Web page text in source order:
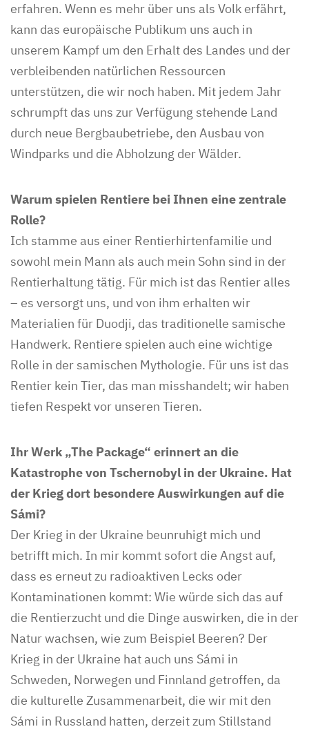
erfahren. Wenn es mehr über uns als Volk erfährt,
kann das europäische Publikum uns auch in
unserem Kampf um den Erhalt des Landes und der
verbleibenden natürlichen Ressourcen
unterstützen, die wir noch haben. Mit jedem Jahr
schrumpft das uns zur Verfügung stehende Land
durch neue Bergbaubetriebe, den Ausbau von
Windparks und die Abholzung der Wälder.
Warum spielen Rentiere bei Ihnen eine zentrale
Rolle?
Ich stamme aus einer Rentierhirtenfamilie und
sowohl mein Mann als auch mein Sohn sind in der
Rentierhaltung tätig. Für mich ist das Rentier alles
– es versorgt uns, und von ihm erhalten wir
Materialien für Duodji, das traditionelle samische
Handwerk. Rentiere spielen auch eine wichtige
Rolle in der samischen Mythologie. Für uns ist das
Rentier kein Tier, das man misshandelt; wir haben
tiefen Respekt vor unseren Tieren.
Ihr Werk „The Package“ erinnert an die
Katastrophe von Tschernobyl in der Ukraine. Hat
der Krieg dort besondere Auswirkungen auf die
Sámi?
Der Krieg in der Ukraine beunruhigt mich und
betrifft mich. In mir kommt sofort die Angst auf,
dass es erneut zu radioaktiven Lecks oder
Kontaminationen kommt: Wie würde sich das auf
die Rentierzucht und die Dinge auswirken, die in der
Natur wachsen, wie zum Beispiel Beeren? Der
Krieg in der Ukraine hat auch uns Sámi in
Schweden, Norwegen und Finnland getroffen, da
die kulturelle Zusammenarbeit, die wir mit den
Sámi in Russland hatten, derzeit zum Stillstand